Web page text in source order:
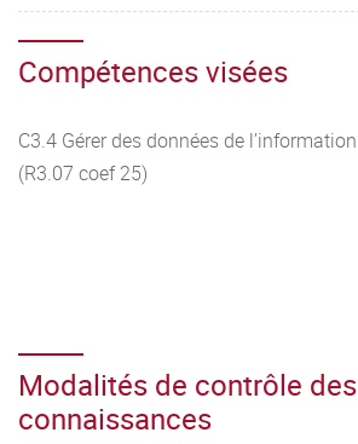
Compétences visées
C3.4 Gérer des données de l’information
(R3.07 coef 25)
Modalités de contrôle des
connaissances